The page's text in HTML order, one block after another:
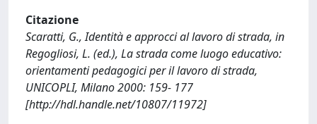
Citazione
Scaratti, G., Identità e approcci al lavoro di strada, in
Regogliosi, L. (ed.), La strada come luogo educativo:
orientamenti pedagogici per il lavoro di strada,
UNICOPLI, Milano 2000: 159- 177
[http://hdl.handle.net/10807/11972]